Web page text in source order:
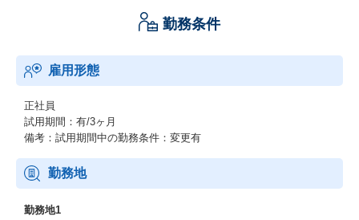
勤務条件
雇用形態
正社員
試用期間：有/3ヶ月
備考：試用期間中の勤務条件：変更有
勤務地
勤務地1